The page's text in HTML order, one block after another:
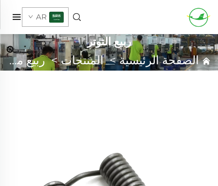
AR
ربيع التوتر
الصفحة الرئيسية>المنتجات>ربيع مخصص